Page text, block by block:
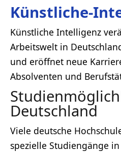
Künstliche-
Künstliche Intelligenz
Arbeitswelt in
und eröffnet neue
Absolventen und
Deutschland
Viele deutsche
spezielle Studiengänge